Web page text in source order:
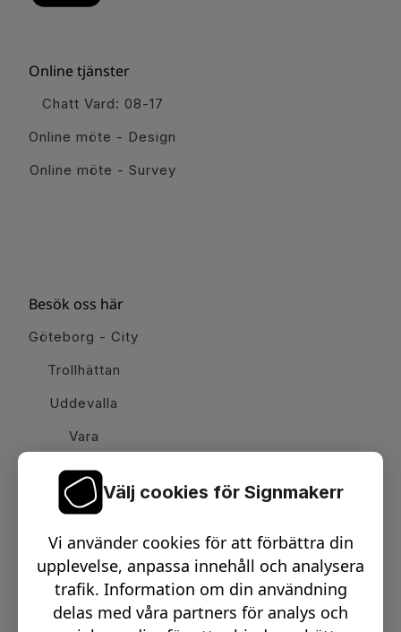
Online tjänster
Chatt Vard: 08-17
Online möte - Design
Online möte - Survey
Besök oss här
Göteborg - City
Trollhättan
Uddevalla
Vara
Email:info@signmakerr.se
Välj cookies för Signmakerr
Vi använder cookies för att förbättra din
upplevelse, anpassa innehåll och analysera
trafik. Information om din användning
delas med våra partners för analys och